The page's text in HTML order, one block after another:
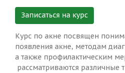
Записаться на курс
Курс по акне посвящен
появления акне, методам
а также профилактическим
рассматриваются различные